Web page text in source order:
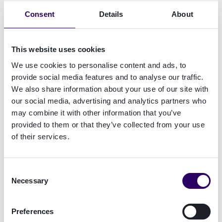
Consent Details About
This website uses cookies
We use cookies to personalise content and ads, to
provide social media features and to analyse our traffic.
We also share information about your use of our site with
our social media, advertising and analytics partners who
may combine it with other information that you’ve
provided to them or that they’ve collected from your use
of their services.
Selection
Necessary
Preferences
Customer (KYC) en aan antiwitwasregelgeving
(AML/Wwft). Daarvoor moeten ze de identiteit
van de klant verifiëren. Helaas zijn de processen
voor het digitale tijdperk en sluiten ze niet aan bij
lokale marktomstandigheden. Dat gaat ten koste
van de gebruikerservaring.”
“Hiervoor is geen eenvoudige oplossing”, stelt
Vink. “Digitale identiteiten versnellen het
aanvraagproces, maar consumenten leggen de lat
ook steeds hoger. Als niet aan hun verwachtingen
kennis van de markt en het consumentengedrag.”